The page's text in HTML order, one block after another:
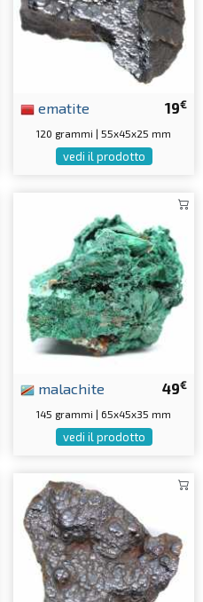
19€
ematite
120 grammi | 55x45x25 mm
vedi il prodotto
49€
malachite
145 grammi | 65x45x35 mm
vedi il prodotto